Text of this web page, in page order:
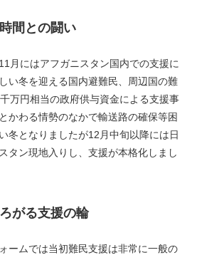
時間との闘い
月にはアフガニスタン国内での支援に
い冬を迎える国内避難民、周辺国の難
万円相当の政府供与資金による支援事
かわる情勢のなかで輸送路の確保等困
冬となりましたが12月中旬以降には日
タン現地入りし、支援が本格化しまし
がる支援の輪
ームでは当初難民支援は非常に一般の